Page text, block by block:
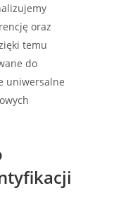
oraz
temu
do
uniwersalne